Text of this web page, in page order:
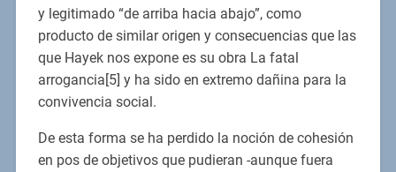
y legitimado “de arriba hacia abajo”, como
producto de similar origen y consecuencias que las
que Hayek nos expone es su obra La fatal
arrogancia[5] y ha sido en extremo dañina para la
convivencia social.
De esta forma se ha perdido la noción de cohesión
en pos de objetivos que pudieran -aunque fuera